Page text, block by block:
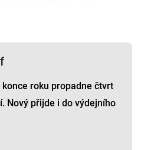
konce roku propadne čtvrt
Nový přijde i do výdejního